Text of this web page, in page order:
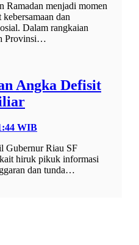
menjadi momen
dan
Dalam rangkaian
Provinsi…
Angka Defisit
WIB
Riau SF
hiruk pikuk informasi
dan tunda…